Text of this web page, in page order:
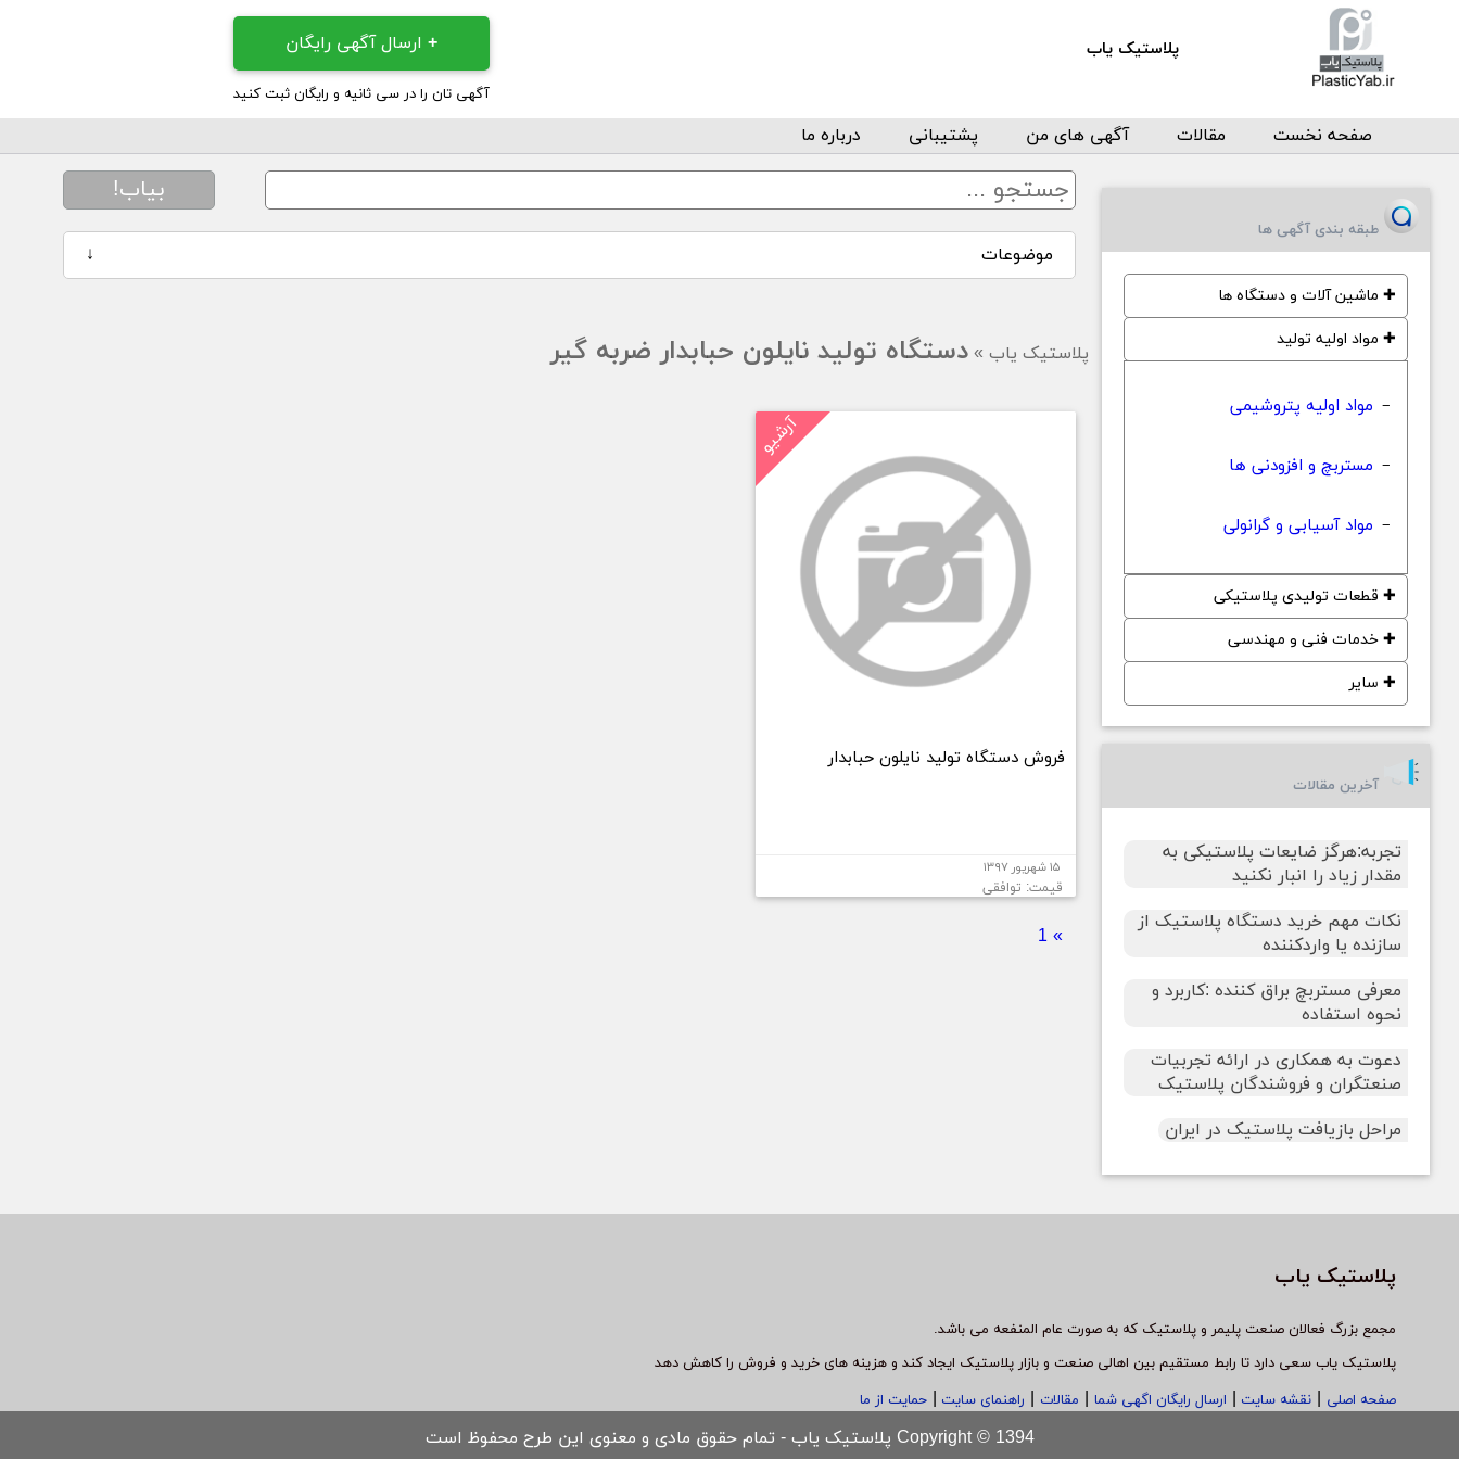
پلاستیک یاب +ارسال آگهی رایگان
آگهی تان را در سی ثانیه و رایگان ثبت کنید
صفحه نخست مقالات آگهی های من پشتیبانی درباره ما
بیاب!
↓ موضوعات
پلاستیک یاب » دستگاه تولید نایلون حبابدار ضربه گیر
آرشیو
فروش دستگاه تولید نایلون حبابدار
۱۵ شهریور ۱۳۹۷
قیمت: توافقی
»
1
طبقه بندی آگهی ها
✚ماشین آلات و دستگاه ها
✚مواد اولیه تولید
− مواد اولیه پتروشیمی
− مستربچ و افزودنی ها
− مواد آسیابی و گرانولی
✚قطعات تولیدی پلاستیکی
✚خدمات فنی و مهندسی
✚سایر
آخرین مقالات
تجربه:هرگز ضایعات پلاستیکی به
مقدار زیاد را انبار نکنید
نکات مهم خرید دستگاه پلاستیک از
سازنده یا واردکننده
معرفی مستربچ براق کننده :کاربرد و
نحوه استفاده
دعوت به همکاری در ارائه تجربیات
صنعتگران و فروشندگان پلاستیک
مراحل بازیافت پلاستیک در ایران
پلاستیک یاب
مجمع بزرگ فعالان صنعت پلیمر و پلاستیک که به صورت عام المنفعه می باشد.
پلاستیک یاب سعی دارد تا رابط مستقیم بین اهالی صنعت و بازار پلاستیک ایجاد کند و هزینه های خرید و فروش را کاهش دهد
صفحه اصلی | نقشه سایت | ارسال رایگان اگهی شما | مقالات | راهنمای سایت | حمایت از ما
Copyright © 1394 پلاستیک یاب - تمام حقوق مادی و معنوی این طرح محفوظ است